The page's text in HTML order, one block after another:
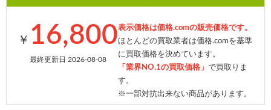
￥ 16,800
最終更新日 2026-08-08
表示価格は価格.comの販売価格です。
ほとんどの買取業者は価格.comを基準
に買取価格を決めています。
「業界NO.1の買取価格」 で買取りま
す。
※一部対抗出来ない商品があります。